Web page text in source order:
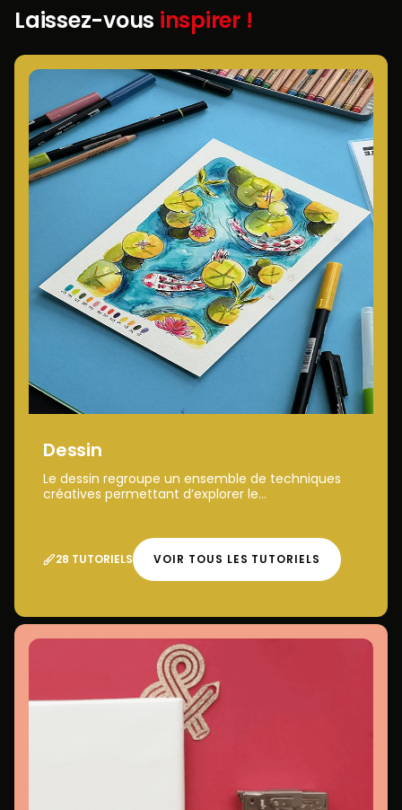
Laissez-vous inspirer !
Dessin
Le dessin regroupe un ensemble de techniques
créatives permettant d’explorer le...
28 TUTORIELS VOIR TOUS LES TUTORIELS